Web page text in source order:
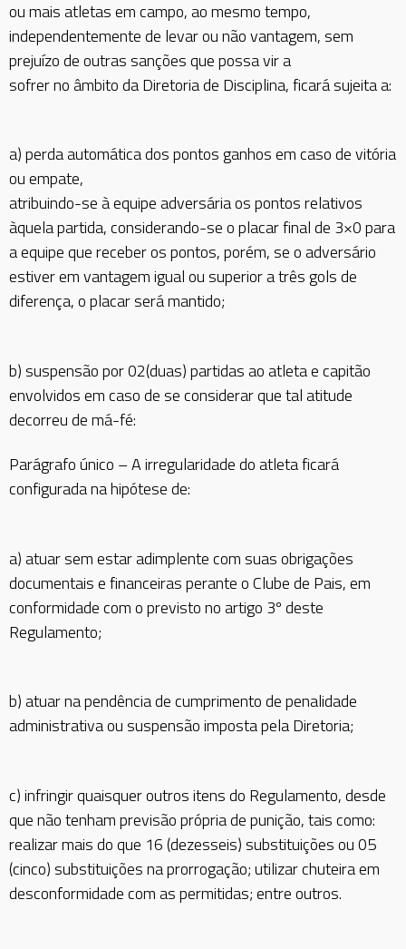
ou mais atletas em campo, ao mesmo tempo,
independentemente de levar ou não vantagem, sem
prejuízo de outras sanções que possa vir a
sofrer no âmbito da Diretoria de Disciplina, ficará sujeita a:
a) perda automática dos pontos ganhos em caso de vitória
ou empate,
atribuindo-se à equipe adversária os pontos relativos
àquela partida, considerando-se o placar final de 3×0 para
a equipe que receber os pontos, porém, se o adversário
estiver em vantagem igual ou superior a três gols de
diferença, o placar será mantido;
b) suspensão por 02(duas) partidas ao atleta e capitão
envolvidos em caso de se considerar que tal atitude
decorreu de má-fé:
Parágrafo único – A irregularidade do atleta ficará
configurada na hipótese de:
a) atuar sem estar adimplente com suas obrigações
documentais e financeiras perante o Clube de Pais, em
conformidade com o previsto no artigo 3º deste
Regulamento;
b) atuar na pendência de cumprimento de penalidade
administrativa ou suspensão imposta pela Diretoria;
c) infringir quaisquer outros itens do Regulamento, desde
que não tenham previsão própria de punição, tais como:
realizar mais do que 16 (dezesseis) substituições ou 05
(cinco) substituições na prorrogação; utilizar chuteira em
desconformidade com as permitidas; entre outros.